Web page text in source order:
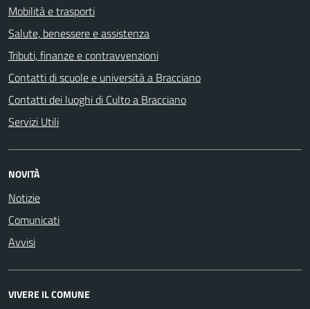
Mobilità e trasporti
Salute, benessere e assistenza
Tributi, finanze e contravvenzioni
Contatti di scuole e università a Bracciano
Contatti dei luoghi di Culto a Bracciano
Servizi Utili
NOVITÀ
Notizie
Comunicati
Avvisi
VIVERE IL COMUNE